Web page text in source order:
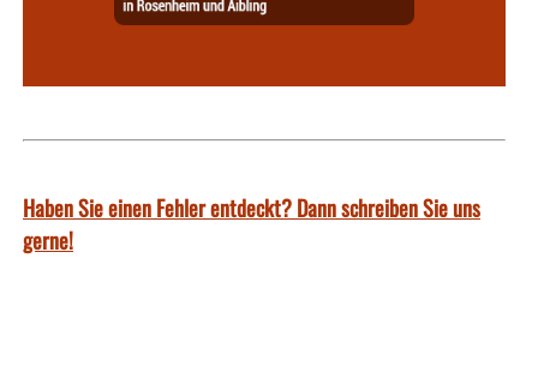
Haben Sie einen Fehler entdeckt? Dann schreiben Sie uns
gerne!